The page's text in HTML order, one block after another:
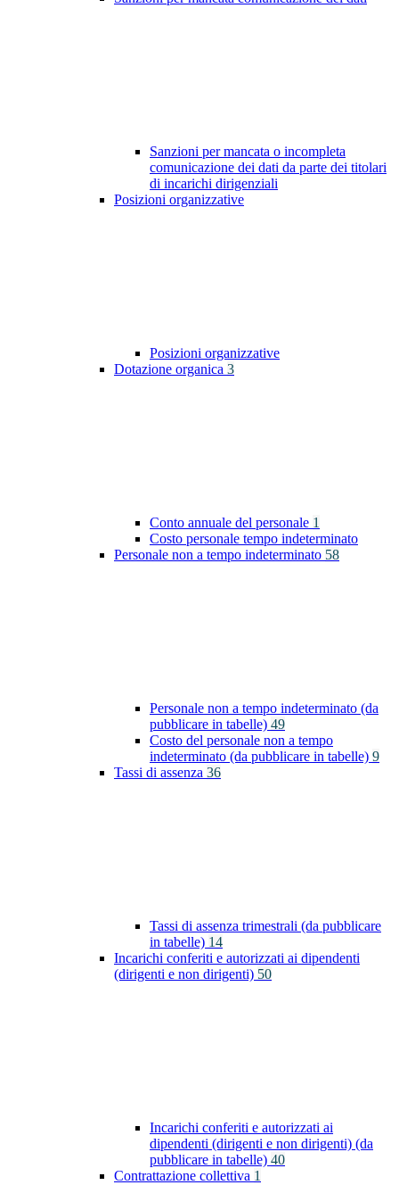
Sanzioni per mancata o incompleta
comunicazione dei dati da parte dei titolari
di incarichi dirigenziali
Posizioni organizzative
Posizioni organizzative
Dotazione organica 3
Conto annuale del personale 1
Costo personale tempo indeterminato
Personale non a tempo indeterminato 58
Personale non a tempo indeterminato (da
pubblicare in tabelle) 49
Costo del personale non a tempo
indeterminato (da pubblicare in tabelle) 9
Tassi di assenza 36
Tassi di assenza trimestrali (da pubblicare
in tabelle) 14
Incarichi conferiti e autorizzati ai dipendenti
(dirigenti e non dirigenti) 50
Incarichi conferiti e autorizzati ai
dipendenti (dirigenti e non dirigenti) (da
pubblicare in tabelle) 40
Contrattazione collettiva 1